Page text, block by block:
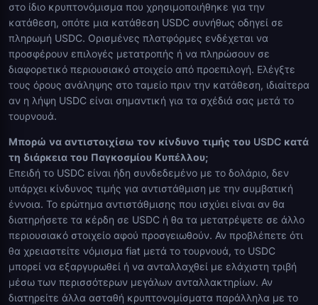
στο ίδιο κρυπτονόμισμα που χρησιμοποιήθηκε για την
κατάθεση, οπότε μια κατάθεση USDC συνήθως οδηγεί σε
πληρωμή USDC. Ορισμένες πλατφόρμες ενδέχεται να
προσφέρουν επιλογές μετατροπής ή να πληρώσουν σε
διαφορετικό περιουσιακό στοιχείο από προεπιλογή. Ελέγξτε
τους όρους ανάληψης στο ταμείο πριν την κατάθεση, ιδιαίτερα
αν η λήψη USDC είναι σημαντική για τα σχέδιά σας μετά το
τουρνουά.
Μπορώ να αντιστοιχίσω τον κίνδυνο τιμής του USDC κατά
τη διάρκεια του Παγκοσμίου Κυπέλλου;
Επειδή το USDC είναι ήδη συνδεδεμένο με το δολάριο, δεν
υπάρχει κίνδυνος τιμής για αντιστάθμιση με την συμβατική
έννοια. Το ερώτημα αντιστάθμισης που ισχύει είναι αν θα
διατηρήσετε τα κέρδη σε USDC ή θα τα μετατρέψετε σε άλλο
περιουσιακό στοιχείο αφού προσγειωθούν. Αν προβλέπετε ότι
θα χρειαστείτε νόμισμα fiat μετά το τουρνουά, το USDC
μπορεί να εξαργυρωθεί ή να ανταλλαχθεί με ελάχιστη τριβή
μέσω των περισσότερων μεγάλων ανταλλακτηρίων. Αν
διατηρείτε άλλα ασταθή κρυπτονομίσματα παράλληλα με το